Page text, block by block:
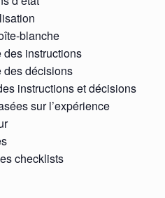
blanche
des instructions
des décisions
instructions et décisions
sur l’expérience
checklists